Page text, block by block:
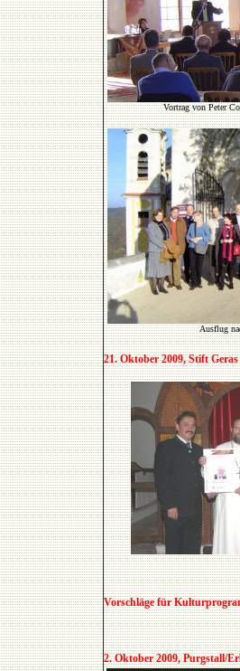
Vortrag von Peter
Ausflug
21. Oktober 2009, Stift
Vorschläge für
2. Oktober 2009, Purgstall/